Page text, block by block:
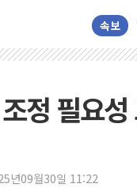
속보
정 필요
년09월30일 11:22